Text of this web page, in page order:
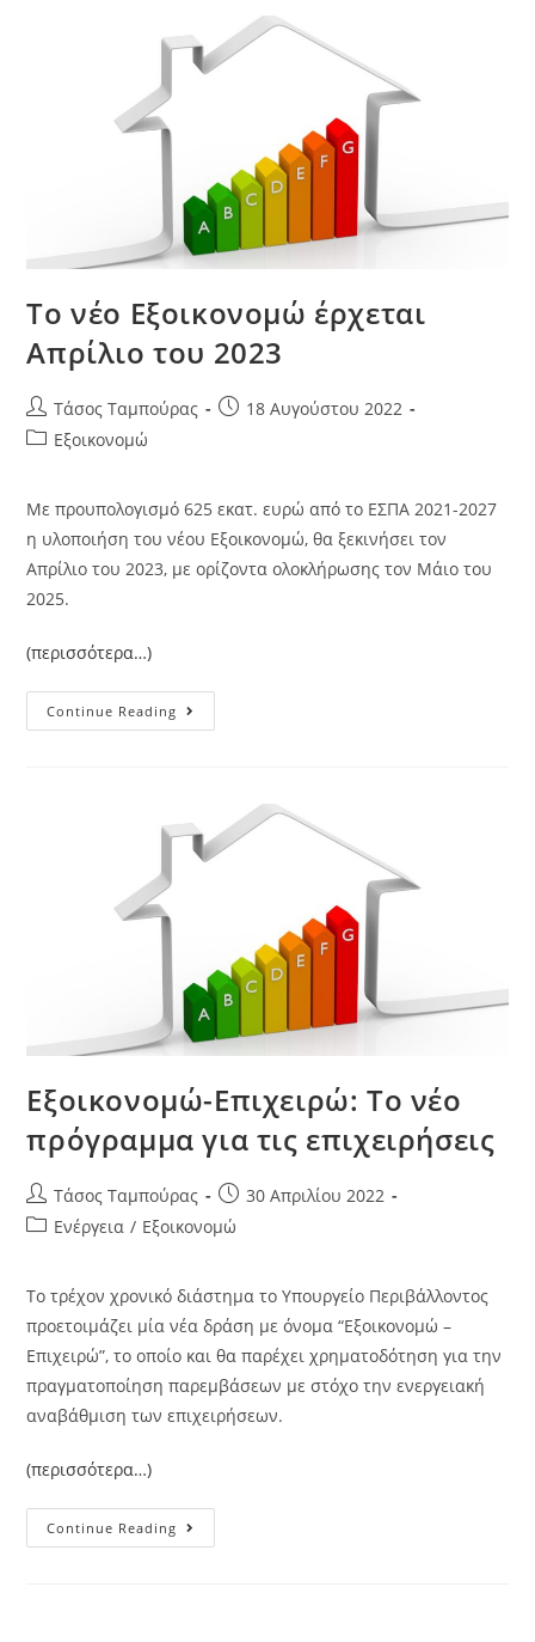
Το νέο Εξοικονομώ έρχεται
Απρίλιο του 2023
Τάσος Ταμπούρας
18 Αυγούστου 2022
Εξοικονομώ
Με προυπολογισμό 625 εκατ. ευρώ από το ΕΣΠΑ 2021-2027
η υλοποιήση του νέου Εξοικονομώ, θα ξεκινήσει τον
Απρίλιο του 2023, με ορίζοντα ολοκλήρωσης τον Μάιο του
2025.
(περισσότερα…)
Continue Reading
Εξοικονομώ-Επιχειρώ: Το νέο
πρόγραμμα για τις επιχειρήσεις
Τάσος Ταμπούρας
30 Απριλίου 2022
Ενέργεια / Εξοικονομώ
Το τρέχον χρονικό διάστημα το Υπουργείο Περιβάλλοντος
προετοιμάζει μία νέα δράση με όνομα “Εξοικονομώ –
Επιχειρώ”, το οποίο και θα παρέχει χρηματοδότηση για την
πραγματοποίηση παρεμβάσεων με στόχο την ενεργειακή
αναβάθμιση των επιχειρήσεων.
(περισσότερα…)
Continue Reading